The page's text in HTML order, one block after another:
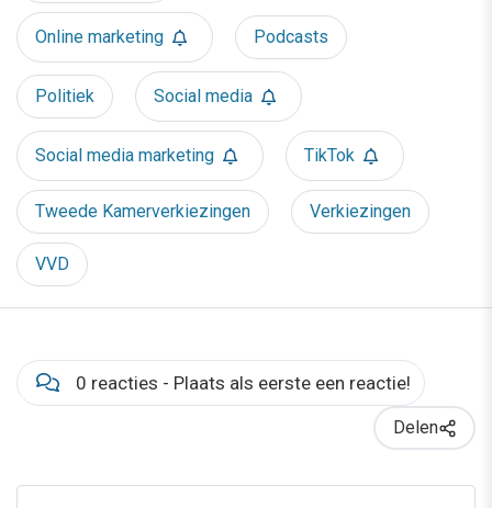
Online marketing Podcasts
Politiek Social media
Social media marketing TikTok
Tweede Kamerverkiezingen Verkiezingen
VVD
0 reacties - Plaats als eerste een reactie!
Delen